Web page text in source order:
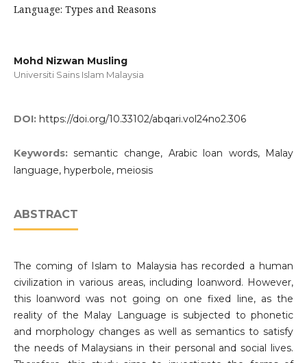
Language: Types and Reasons
Mohd Nizwan Musling
Universiti Sains Islam Malaysia
DOI: https://doi.org/10.33102/abqari.vol24no2.306
Keywords:semantic change, Arabic loan words, Malay
language, hyperbole, meiosis
ABSTRACT
The coming of Islam to Malaysia has recorded a human
civilization in various areas, including loanword. However,
this loanword was not going on one fixed line, as the
reality of the Malay Language is subjected to phonetic
and morphology changes as well as semantics to satisfy
the needs of Malaysians in their personal and social lives.